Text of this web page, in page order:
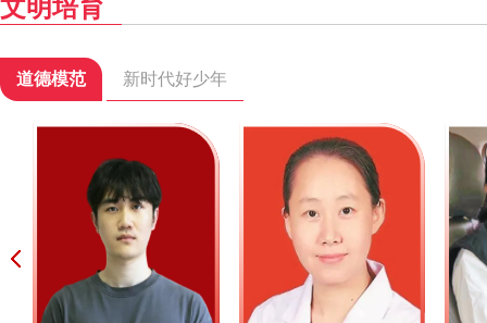
文明培育
道德模范 新时代好少年